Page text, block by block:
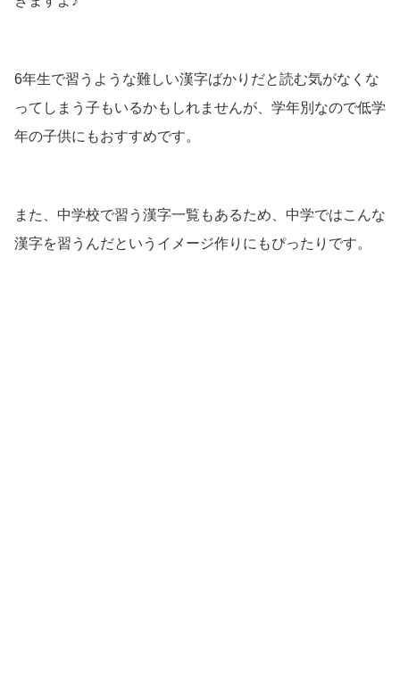
6年生で習うような難しい漢字ばかりだと読む気がなくな
ってしまう子もいるかもしれませんが、学年別なので低学
年の子供にもおすすめです。
また、中学校で習う漢字一覧もあるため、中学ではこんな
漢字を習うんだというイメージ作りにもぴったりです。